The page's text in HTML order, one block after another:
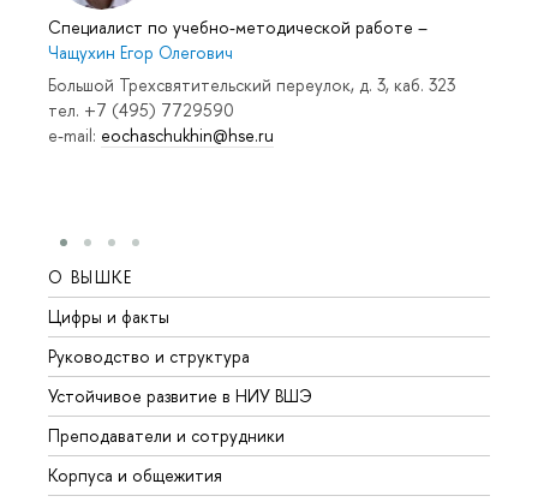
Специалист по учебно-методической работе –
Чащухин Егор Олегович
Большой Трехсвятительский переулок, д. 3, каб. 323
тел. +7 (495) 7729590
e-mail: eochaschukhin@hse.ru
О ВЫШКЕ
Цифры и факты
Руководство и структура
Устойчивое развитие в НИУ ВШЭ
Преподаватели и сотрудники
Корпуса и общежития